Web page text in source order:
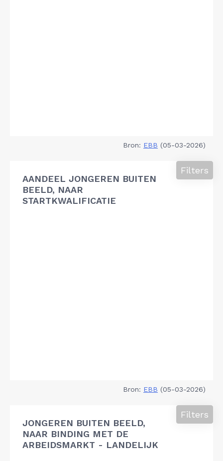
Bron: EBB (05-03-2026)
AANDEEL JONGEREN BUITEN
BEELD, NAAR
STARTKWALIFICATIE
Filters
Bron: EBB (05-03-2026)
JONGEREN BUITEN BEELD,
NAAR BINDING MET DE
ARBEIDSMARKT - LANDELIJK
Filters